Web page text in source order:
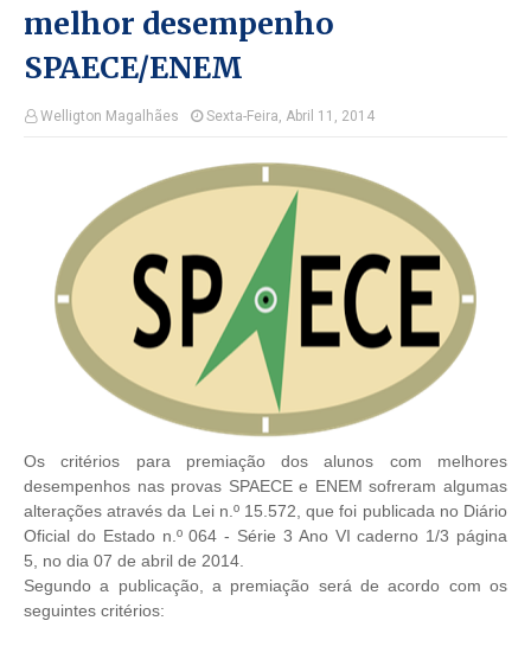
melhor desempenho
SPAECE/ENEM
Welligton Magalhães Sexta-Feira, Abril 11, 2014
Os critérios para premiação dos alunos com melhores
desempenhos nas provas SPAECE e ENEM sofreram algumas
alterações através da Lei n.º 15.572, que foi publicada no Diário
Oficial do Estado n.º 064 - Série 3 Ano VI caderno 1/3 página
5, no dia 07 de abril de 2014.
Segundo a publicação, a premiação será de acordo com os
seguintes critérios: